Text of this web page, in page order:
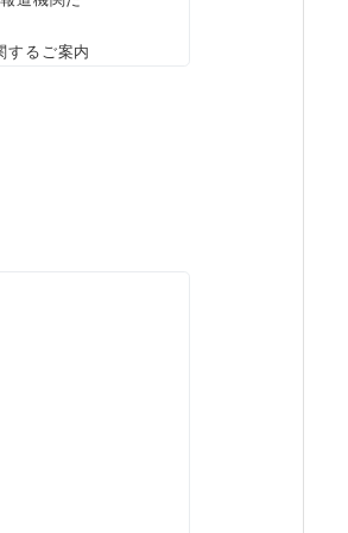
するご案内